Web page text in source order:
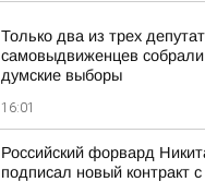
Только два из трех
самовыдвиженцев
думские выборы
16:01
Российский форвард
подписал новый контракт